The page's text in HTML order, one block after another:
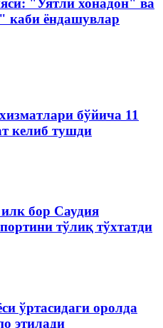
ёндашувлар
бўйича 11
келиб тушди
бор Саудия
тўлиқ тўхтатди
ўртасидаги оролда
этилади